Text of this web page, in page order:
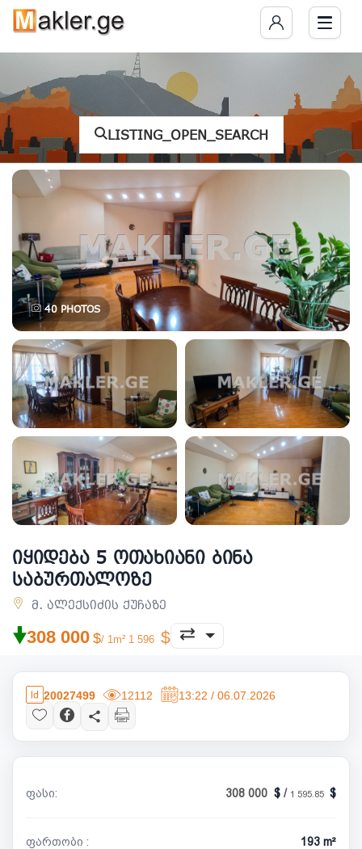
LISTING_OPEN_SEARCH
40PHOTOS
იყიდება 5 ოთახიანი ბინა
საბურთალოზე
მ. ალექსიძის ქუჩაზე
🠟308 000 / 1m² 1 596
20027499 12112 13:22 / 06.07.2026
ფასი: 308 000 / 1 595.85
ფართობი : 193 m²